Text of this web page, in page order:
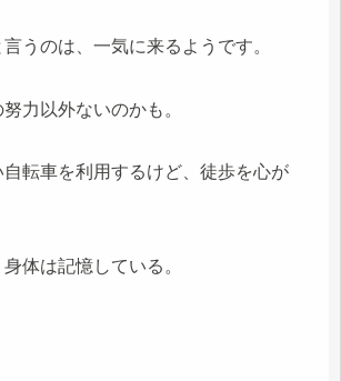
うのは、一気に来るようです。
力以外ないのかも。
転車を利用するけど、徒歩を心が
体は記憶している。